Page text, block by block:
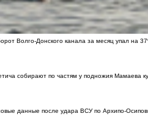
Волго-Донского канала за месяц упал на
собирают по частям у подножия Мамаева
данные после удара ВСУ по Архипо-